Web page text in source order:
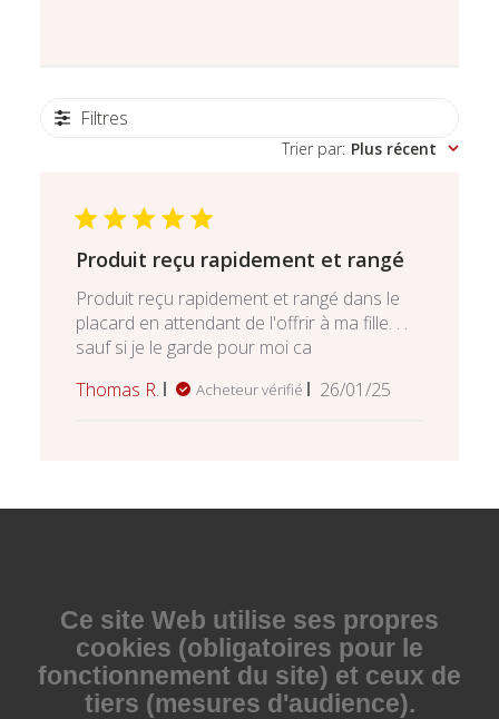
Filtres
Trier par: Plus récent
Produit reçu rapidement et rangé
Produit reçu rapidement et rangé dans le
placard en attendant de l'offrir à ma fille. . .
sauf si je le garde pour moi ca
Thomas R.
Acheteur vérifié
Date
26/01/25
Ce site Web utilise ses propres
cookies (obligatoires pour le
fonctionnement du site) et ceux de
tiers (mesures d'audience).